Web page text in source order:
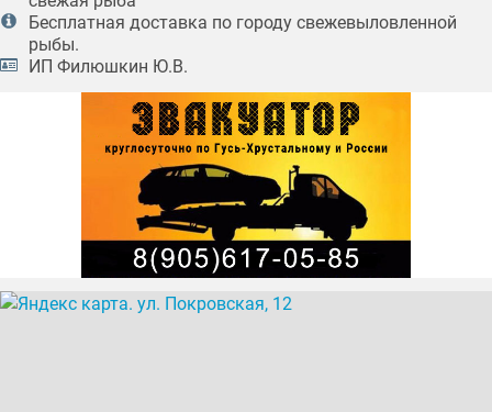
Бесплатная доставка по городу свежевыловленной
рыбы.
ИП Филюшкин Ю.В.